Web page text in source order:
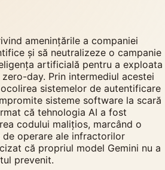
amenințările a companiei
și să neutralizeze o campanie
artificială pentru a exploata
day. Prin intermediul acestei
sistemelor de autentificare
sisteme software la scară
că tehnologia AI a fost
codului malițios, marcând o
de operare ale infractorilor
că propriul model Gemini nu a
prevenit.